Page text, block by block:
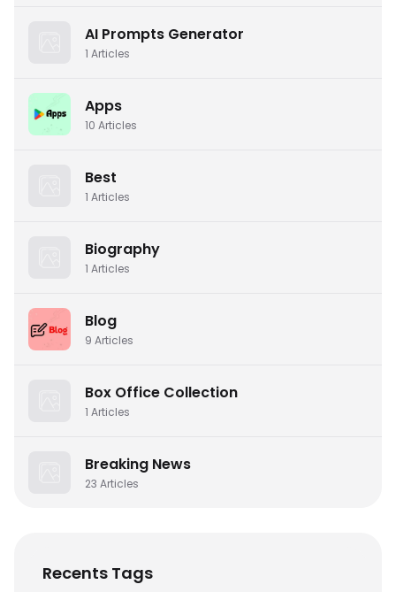
AI Prompts Generator
1 Articles
Apps
10 Articles
Best
1 Articles
Biography
1 Articles
Blog
9 Articles
Box Office Collection
1 Articles
Breaking News
23 Articles
Recents Tags